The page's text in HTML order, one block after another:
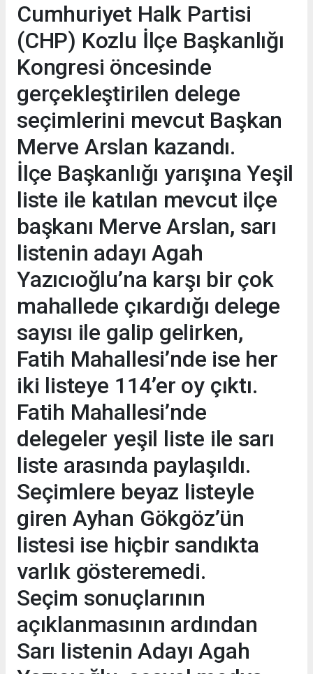
Cumhuriyet Halk Partisi
(CHP) Kozlu İlçe Başkanlığı
Kongresi öncesinde
gerçekleştirilen delege
seçimlerini mevcut Başkan
Merve Arslan kazandı.
İlçe Başkanlığı yarışına Yeşil
liste ile katılan mevcut ilçe
başkanı Merve Arslan, sarı
listenin adayı Agah
Yazıcıoğlu’na karşı bir çok
mahallede çıkardığı delege
sayısı ile galip gelirken,
Fatih Mahallesi’nde ise her
iki listeye 114’er oy çıktı.
Fatih Mahallesi’nde
delegeler yeşil liste ile sarı
liste arasında paylaşıldı.
Seçimlere beyaz listeyle
giren Ayhan Gökgöz’ün
listesi ise hiçbir sandıkta
varlık gösteremedi.
Seçim sonuçlarının
açıklanmasının ardından
Sarı listenin Adayı Agah